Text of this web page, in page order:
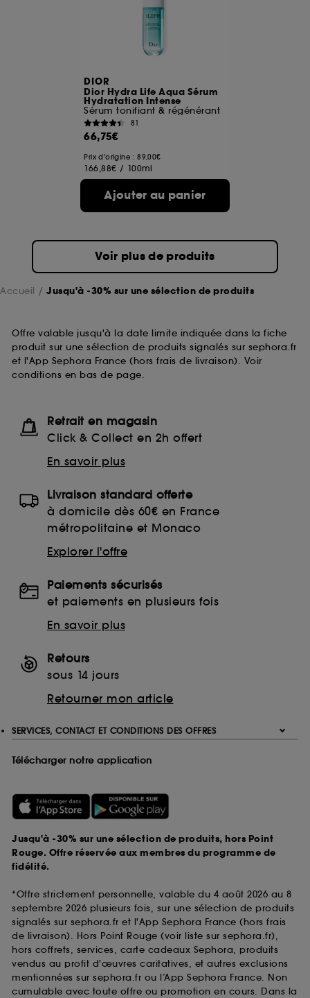
DIOR
Dior Hydra Life Aqua Sérum
Hydratation Intense
Sérum tonifiant & régénérant
81
66,75€
Prix d'origine : 89,00€
166,88€ / 100ml
Ajouter au panier
Voir plus de produits
Accueil Jusqu'à -30% sur une sélection de produits
Offre valable jusqu'à la date limite indiquée dans la fiche
produit sur une sélection de produits signalés sur sephora.fr
et l'App Sephora France (hors frais de livraison). Voir
conditions en bas de page.
Retrait en magasin
Click & Collect en 2h offert
En savoir plus
Livraison standard offerte
à domicile dès 60€ en France
métropolitaine et Monaco
Explorer l'offre
Paiements sécurisés
et paiements en plusieurs fois
En savoir plus
Retours
sous 14 jours
Retourner mon article
SERVICES, CONTACT ET CONDITIONS DES OFFRES
Télécharger notre application
Jusqu'à -30% sur une sélection de produits, hors Point
Rouge. Offre réservée aux membres du programme de
fidélité.
*Offre strictement personnelle, valable du 4 août 2026 au 8
septembre 2026 plusieurs fois, sur une sélection de produits
signalés sur sephora.fr et l'App Sephora France (hors frais
de livraison). Hors Point Rouge (voir liste sur sephora.fr),
hors coffrets, services, carte cadeaux Sephora, produits
vendus au profit d'œuvres caritatives, et autres exclusions
mentionnées sur sephora.fr ou l’App Sephora France. Non
cumulable avec toute offre ou promotion en cours. Dans la